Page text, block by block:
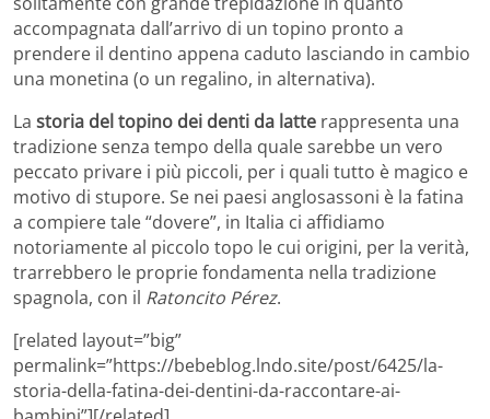
accompagnata dall’arrivo di un topino pronto a
prendere il dentino appena caduto lasciando in cambio
una monetina (o un regalino, in alternativa).
La storia del topino dei denti da latte rappresenta una
tradizione senza tempo della quale sarebbe un vero
peccato privare i più piccoli, per i quali tutto è magico e
motivo di stupore. Se nei paesi anglosassoni è la fatina
a compiere tale “dovere”, in Italia ci affidiamo
notoriamente al piccolo topo le cui origini, per la verità,
trarrebbero le proprie fondamenta nella tradizione
spagnola, con il Ratoncito Pérez.
[related layout=”big”
permalink=”https://bebeblog.lndo.site/post/6425/la-
storia-della-fatina-dei-dentini-da-raccontare-ai-